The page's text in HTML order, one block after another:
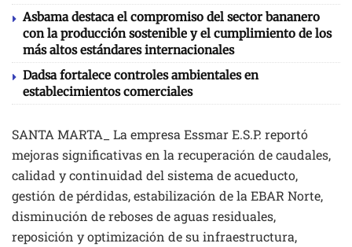
Asbama destaca el compromiso del sector bananero
con la producción sostenible y el cumplimiento de los
más altos estándares internacionales
Dadsa fortalece controles ambientales en
establecimientos comerciales
SANTA MARTA_ La empresa Essmar E.S.P. reportó
mejoras significativas en la recuperación de caudales,
calidad y continuidad del sistema de acueducto,
gestión de pérdidas, estabilización de la EBAR Norte,
disminución de reboses de aguas residuales,
reposición y optimización de su infraestructura,